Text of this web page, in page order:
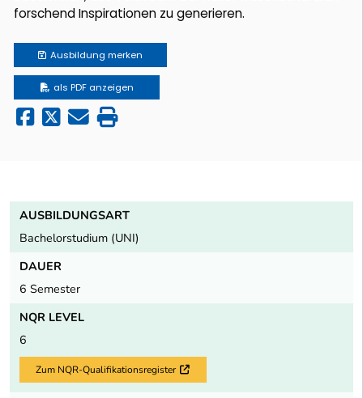
forschend Inspirationen zu generieren.
Ausbildung merken
als PDF anzeigen
AUSBILDUNGSART
Bachelorstudium (UNI)
DAUER
6 Semester
NQR LEVEL
6
Zum NQR-Qualifikationsregister Externer Link